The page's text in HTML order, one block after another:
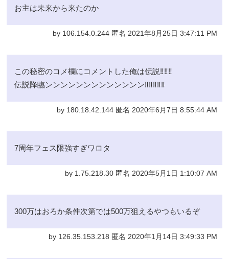
お主は未来から来たのか
by 106.154.0.244 匿名 2021年8月25日 3:47:11 PM
この秘密のコメ欄にコメントした俺は伝説‼︎‼︎‼︎
伝説降臨ンンンンンンンンンンンンン‼︎‼︎‼︎‼︎‼︎
by 180.18.42.144 匿名 2020年6月7日 8:55:44 AM
7周年フェス限強すぎワロタ
by 1.75.218.30 匿名 2020年5月1日 1:10:07 AM
300万はおろか条件次第では500万狙えるやつもいるぞ
by 126.35.153.218 匿名 2020年1月14日 3:49:33 PM